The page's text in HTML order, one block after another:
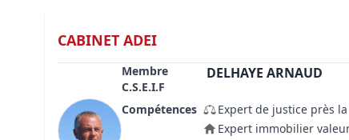
CABINET ADEI
Membre
C.S.E.I.F
DELHAYE ARNAUD
Compétences
Expert de justice près
Expert immobilier